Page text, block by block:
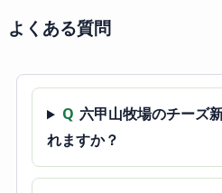
よくある質問
Q 六甲山牧場のチーズ
れますか？